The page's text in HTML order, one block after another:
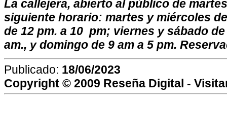
La callejera, abierto al público de
siguiente horario: martes y miércoles
de 12 pm. a 10 pm; viernes y sábado
am., y domingo de 9 am a 5 pm.
Publicado: 18/06/2023
Copyright © 2009 Reseña Digital -